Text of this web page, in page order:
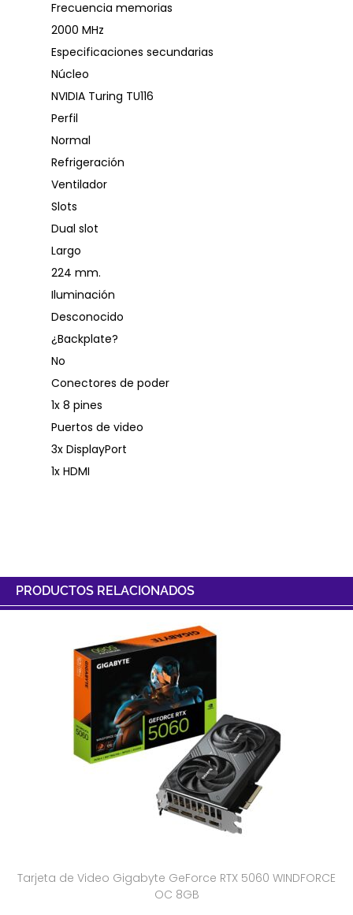
Frecuencia memorias
2000 MHz
Especificaciones secundarias
Núcleo
NVIDIA Turing TU116
Perfil
Normal
Refrigeración
Ventilador
Slots
Dual slot
Largo
224 mm.
Iluminación
Desconocido
¿Backplate?
No
Conectores de poder
1x 8 pines
Puertos de video
3x DisplayPort
1x HDMI
PRODUCTOS RELACIONADOS
Tarjeta de Video Gigabyte GeForce RTX 5060 WINDFORCE
OC 8GB